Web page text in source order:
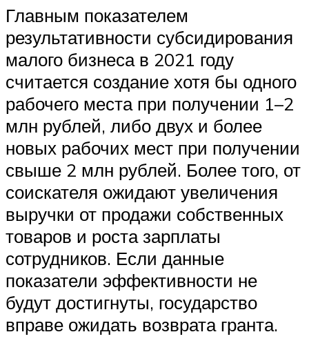
Главным показателем
результативности субсидирования
малого бизнеса в 2021 году
считается создание хотя бы одного
рабочего места при получении 1–2
млн рублей, либо двух и более
новых рабочих мест при получении
свыше 2 млн рублей. Более того, от
соискателя ожидают увеличения
выручки от продажи собственных
товаров и роста зарплаты
сотрудников. Если данные
показатели эффективности не
будут достигнуты, государство
вправе ожидать возврата гранта.